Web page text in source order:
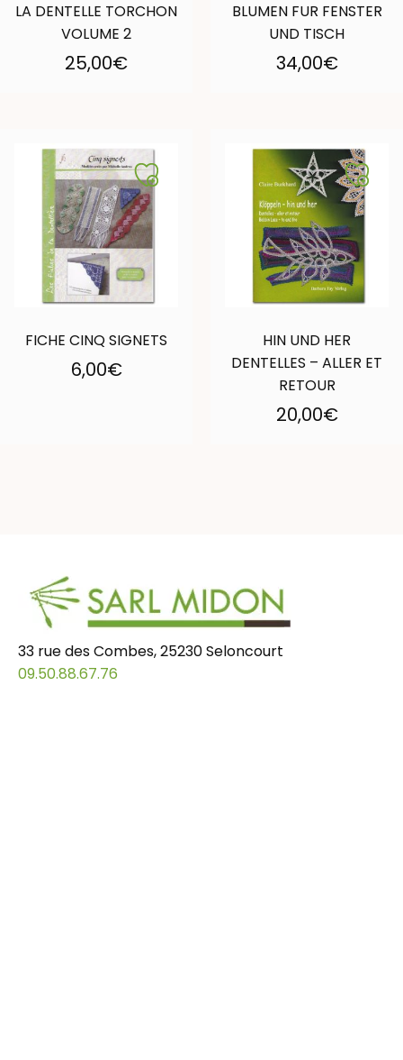
LA DENTELLE TORCHON
VOLUME 2
25,00€
BLUMEN FUR FENSTER
UND TISCH
34,00€
FICHE CINQ SIGNETS
6,00€
HIN UND HER
DENTELLES – ALLER ET
RETOUR
20,00€
33 rue des Combes, 25230 Seloncourt
09.50.88.67.76